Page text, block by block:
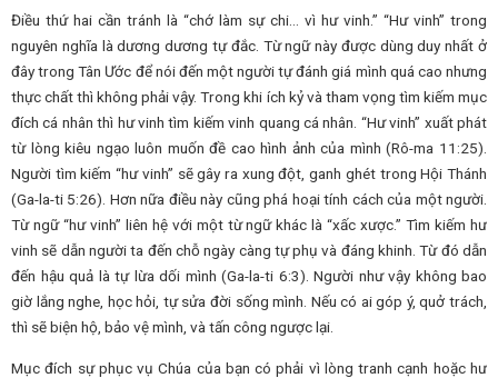
Điều thứ hai cần tránh là “chớ làm sự chi… vì hư vinh.” “Hư vinh” trong
nguyên nghĩa là dương dương tự đắc. Từ ngữ này được dùng duy nhất ở
đây trong Tân Ước để nói đến một người tự đánh giá mình quá cao nhưng
thực chất thì không phải vậy. Trong khi ích kỷ và tham vọng tìm kiếm mục
đích cá nhân thì hư vinh tìm kiếm vinh quang cá nhân. “Hư vinh” xuất phát
từ lòng kiêu ngạo luôn muốn đề cao hình ảnh của mình (Rô-ma 11:25).
Người tìm kiếm “hư vinh” sẽ gây ra xung đột, ganh ghét trong Hội Thánh
(Ga-la-ti 5:26). Hơn nữa điều này cũng phá hoại tính cách của một người.
Từ ngữ “hư vinh” liên hệ với một từ ngữ khác là “xấc xược.” Tìm kiếm hư
vinh sẽ dẫn người ta đến chỗ ngày càng tự phụ và đáng khinh. Từ đó dẫn
đến hậu quả là tự lừa dối mình (Ga-la-ti 6:3). Người như vậy không bao
giờ lắng nghe, học hỏi, tự sửa đời sống mình. Nếu có ai góp ý, quở trách,
thì sẽ biện hộ, bảo vệ mình, và tấn công ngược lại.
Mục đích sự phục vụ Chúa của bạn có phải vì lòng tranh cạnh hoặc hư